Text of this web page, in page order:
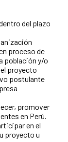
del plazo
proceso de
población y/o
proyecto
postulante
promover
en Perú.
en el
proyecto u